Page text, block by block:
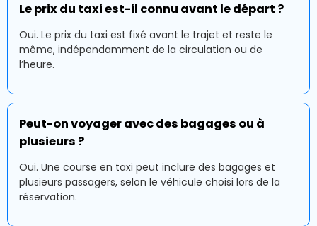
Le prix du taxi est-il connu avant le départ ?
Oui. Le prix du taxi est fixé avant le trajet et reste le
même, indépendamment de la circulation ou de
l’heure.
Peut-on voyager avec des bagages ou à
plusieurs ?
Oui. Une course en taxi peut inclure des bagages et
plusieurs passagers, selon le véhicule choisi lors de la
réservation.